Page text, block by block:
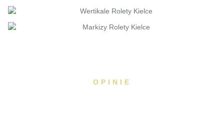
OPINIE